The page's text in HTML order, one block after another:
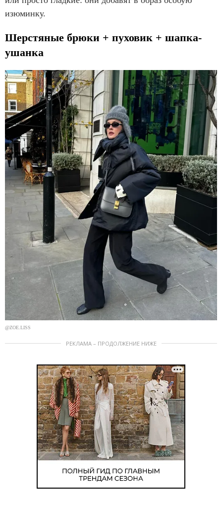
изюминку.
Шерстяные брюки + пуховик + шапка-
ушанка
@ZOE.LISS
РЕКЛАМА – ПРОДОЛЖЕНИЕ НИЖЕ